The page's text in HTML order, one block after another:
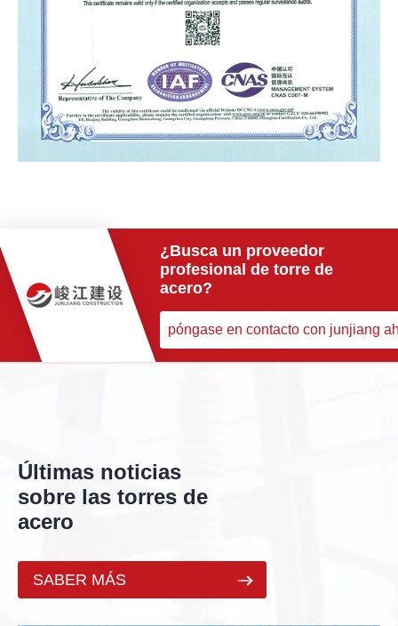
¿Busca un proveedor
profesional de torre de
acero?
póngase en contacto con junjiang
Últimas noticias
sobre las torres de
acero
SABER MÁS